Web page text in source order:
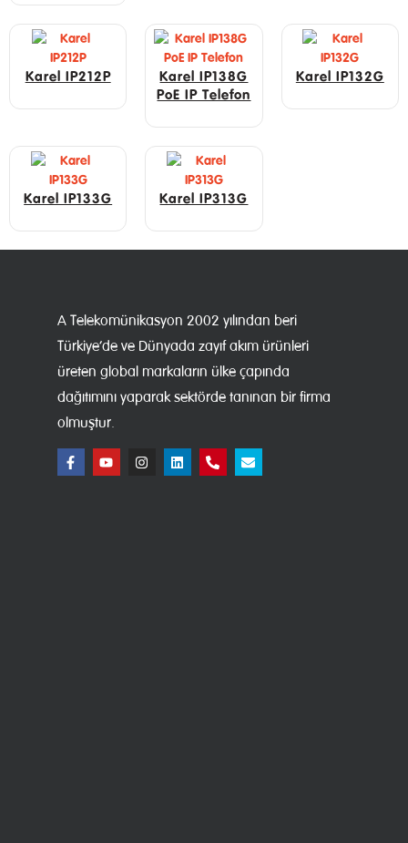
Karel IP212P
Karel IP138G
PoE IP Telefon
Karel IP132G
Karel IP133G Karel IP313G
A Telekomünikasyon 2002 yılından beri
Türkiye’de ve Dünyada zayıf akım ürünleri
üreten global markaların ülke çapında
dağıtımını yaparak sektörde tanınan bir firma
olmuştur.